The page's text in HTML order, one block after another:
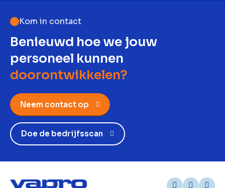
Kom in contact
Benieuwd hoe we jouw
personeel kunnen
doorontwikkelen?
Neem contact op
Doe de bedrijfsscan